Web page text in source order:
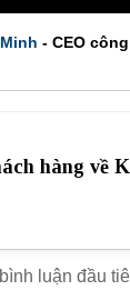
- CEO
hàng về